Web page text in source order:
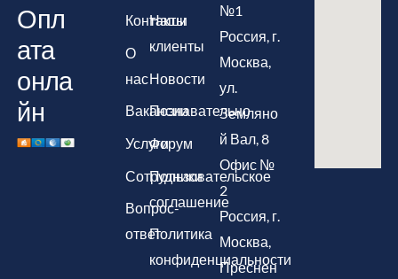
Опл
ата
онла
йн
Контакты
О
нас
Вакансии
Услуги
Сотрудники
Вопрос-
ответ
Наши
клиенты
Новости
Познавательно
Форум
Пользовательское
соглашение
Политика
конфиденциальности
№1
Россия, г.
Москва,
ул.
Земляно
й Вал, 8
Офис №
2
Россия, г.
Москва,
Преснен